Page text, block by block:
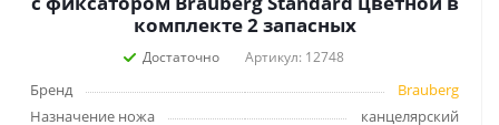
комплекте 2 запасных
Достаточно Артикул: 12748
Бренд
Brauberg
Назначение ножа
канцелярский